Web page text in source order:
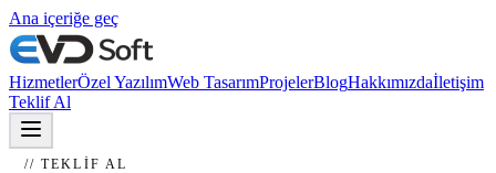
Ana içeriğe geç
HizmetlerÖzel YazılımWeb TasarımProjelerBlogHakkımızdaİletişim
Teklif Al
// TEKLIF AL